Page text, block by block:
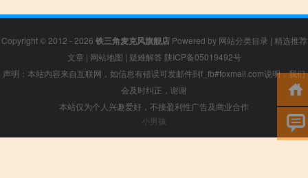
Copyright © 2012 - 2026 铁三角麦克风旗舰店Powered by 网站分类目录 | 精选推荐
文章 | 网站地图 | 疑难解答 陕ICP备05019492号
声明：本站内容来自互联网，如信息有错误可发邮件到f_fb#foxmail.com说明，我们
会及时纠正，谢谢
本站仅为个人兴趣爱好，不接盈利性广告及商业合作
小男孩